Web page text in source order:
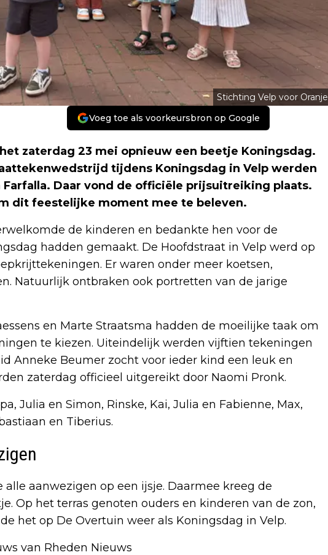
Stichting Velp voor Oranje
Voeg toe als voorkeursbron op Google
zaterdag 23 mei opnieuw een beetje Koningsdag.
tijdens Koningsdag in Velp werden
Daar vond de officiële prijsuitreiking plaats.
dit feestelijke moment mee te beleven.
de kinderen en bedankte hen voor de
hadden gemaakt. De Hoofdstraat in Velp werd op
Er waren onder meer koetsen,
Natuurlijk ontbraken ook portretten van de jarige
en Marte Straatsma hadden de moeilijke taak om
te kiezen. Uiteindelijk werden vijftien tekeningen
Anneke Beumer zocht voor ieder kind een leuk en
zaterdag officieel uitgereikt door Naomi Pronk.
Julia en Simon, Rinske, Kai, Julia en Fabienne, Max,
en Tiberius.
aanwezigen op een ijsje. Daarmee kreeg de
Op het terras genoten ouders en kinderen van de zon,
het op De Overtuin weer als Koningsdag in Velp.
van Rheden Nieuws